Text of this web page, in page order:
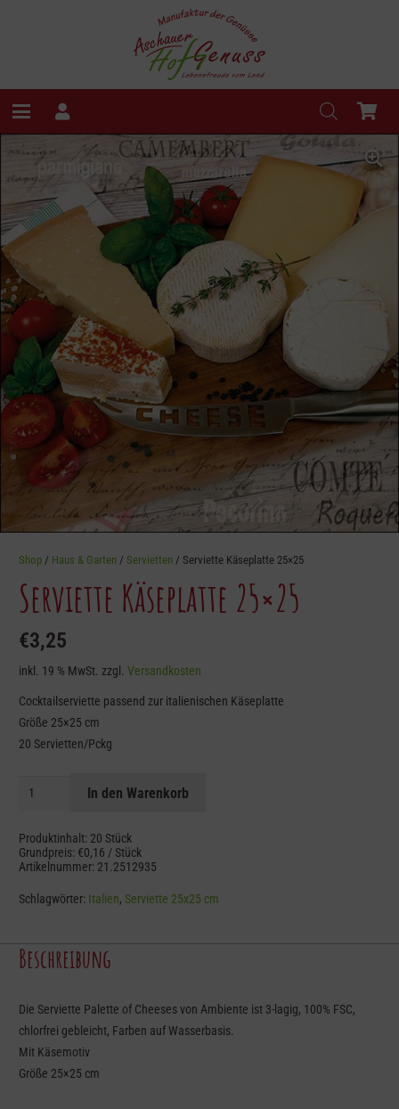
Shop / Haus & Garten / Servietten / Serviette Käseplatte 25×25
Serviette Käseplatte 25×25
€3,25
inkl. 19 % MwSt. zzgl. Versandkosten
Cocktailserviette passend zur italienischen Käseplatte
Größe 25×25 cm
20 Servietten/Pckg
Serviette
Menge
In den Warenkorb
Produktinhalt: 20 Stück
Grundpreis: €0,16 / Stück
Artikelnummer: 21.2512935
Schlagwörter: Italien, Serviette 25x25 cm
Beschreibung
Die Serviette Palette of Cheeses von Ambiente ist 3-lagig, 100% FSC,
chlorfrei gebleicht, Farben auf Wasserbasis.
Mit Käsemotiv
Größe 25×25 cm